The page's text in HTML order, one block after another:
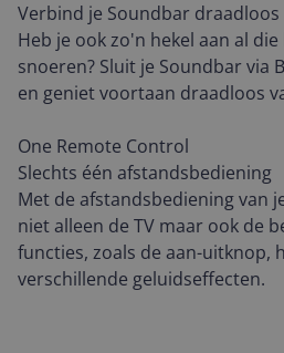
Verbind je Soundbar draadloos
Heb je ook zo'n hekel aan al die
snoeren? Sluit je Soundbar via
en geniet voortaan draadloos
One Remote Control
Slechts één afstandsbediening
Met de afstandsbediening van
niet alleen de TV maar ook de
functies, zoals de aan-uitknop,
verschillende geluidseffecten.